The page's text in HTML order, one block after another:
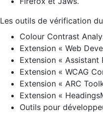
Les outils de vérification
Colour Contrast
Extension « Web
Extension « Assistant
Extension « WCAG
Extension « ARC
Extension «
Outils pour